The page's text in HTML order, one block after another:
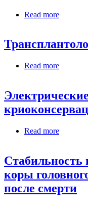
Read more
Read more
Read more
Стабильность
коры
после смерти